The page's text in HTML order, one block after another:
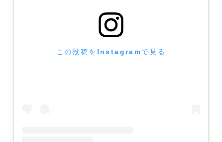
この投稿をInstagramで見る